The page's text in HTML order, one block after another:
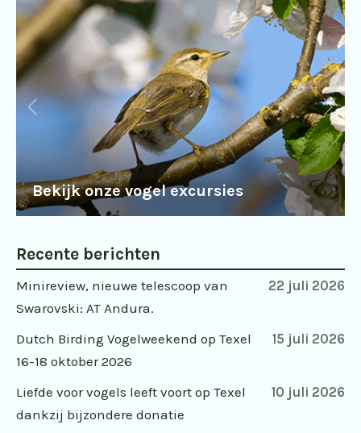
Bekijk onze vogel excursies
Recente berichten
Minireview, nieuwe telescoop van
Swarovski: AT Andura.
22 juli 2026
Dutch Birding Vogelweekend op Texel
16-18 oktober 2026
15 juli 2026
Liefde voor vogels leeft voort op Texel
dankzij bijzondere donatie
10 juli 2026